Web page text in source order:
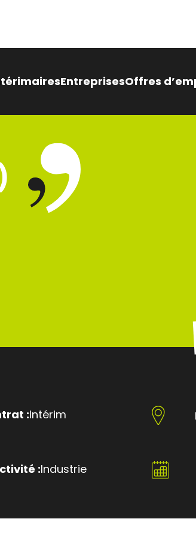
Être Intérimaire Métier
Nos avantages,
pensés pour vous
Besoin d’aide pour votre
recherche d’emploi
EntreprisesOffres
:Intérim
:Industrie